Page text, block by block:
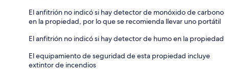
El anfitrión no indicó si hay detector de monóxido de carbono
en la propiedad, por lo que se recomienda llevar uno portátil
El anfitrión no indicó si hay detector de humo en la propiedad
El equipamiento de seguridad de esta propiedad incluye
extintor de incendios